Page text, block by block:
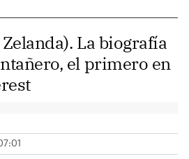
La biografía
el primero en